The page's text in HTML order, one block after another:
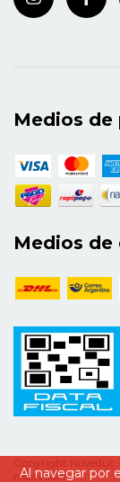
Al navegar por
Medios de
Medios de
Copyright Noveduc
reservados.